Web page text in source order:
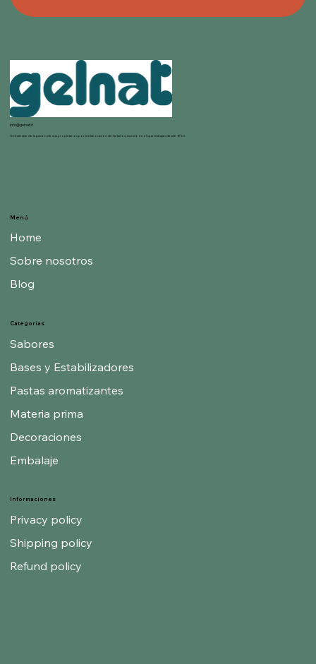
info@gelnat.it
Gelnat nace de la pasión de sus propietarios por la elaboración de helados, mundo en el que trabajan desde 1950.
Informaciones
Privacy policy
Shipping policy
Refund policy
Categorías
Sabores
Bases y Estabilizadores
Pastas aromatizantes
Materia prima
Decoraciones
Embalaje
Menú
Home
Sobre nosotros
Blog